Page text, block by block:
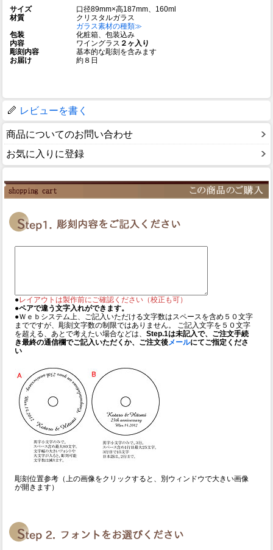
サイズ
口径89mm×高187mm、160ml
材質
クリスタルガラス
ガラス素材の種類≫
包装
化粧箱、包装込み
内容
ワイングラス ２ヶ入り
彫刻内容
基本的な彫刻を含みます
お届け
約８日
レビューを書く
商品についてのお問い合わせ
お気に入りに登録
●レイアウトは製作前にご確認ください（校正も可）
●ペアで違う文字入れができます。
●Ｗｅｂシステム上、ご記入いただける文字数はスペースを含め５０文字
までですが、彫刻文字数の制限ではありません。 ご記入文字を５０文字
を超える、あとで考えたい場合などは、 Step.1は未記入で、ご注文手続
き最終の通信欄でご記入いただくか、ご注文後 メールにてご指定くださ
い
彫刻位置参考（上の画像をクリックすると、別ウィンドウで大きい画像
が開きます）